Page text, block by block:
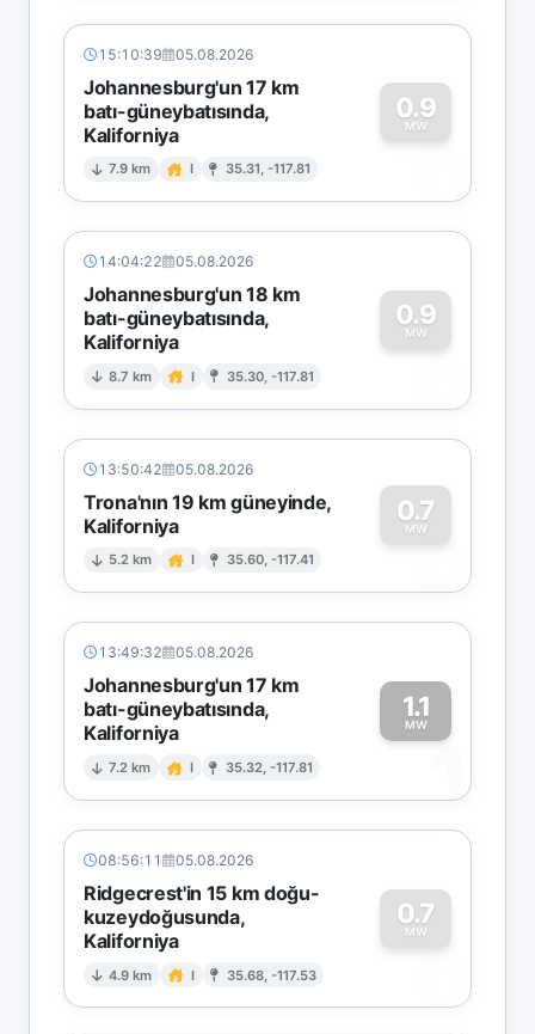
15:10:39 05.08.2026
Johannesburg'un 17 km
batı-güneybatısında,
Kaliforniya
7.9 km I 35.31, -117.81
0.9
MW
0
14:04:22 05.08.2026
Johannesburg'un 18 km
batı-güneybatısında,
Kaliforniya
8.7 km I 35.30, -117.81
0.9
MW
0
13:50:42 05.08.2026
Trona'nın 19 km güneyinde,
Kaliforniya
5.2 km I 35.60, -117.41
0.7
MW
0
13:49:32 05.08.2026
Johannesburg'un 17 km
batı-güneybatısında,
Kaliforniya
7.2 km I 35.32, -117.81
1.1
MW
1
08:56:11 05.08.2026
Ridgecrest'in 15 km doğu-
kuzeydoğusunda,
Kaliforniya
4.9 km I 35.68, -117.53
0.7
MW
0